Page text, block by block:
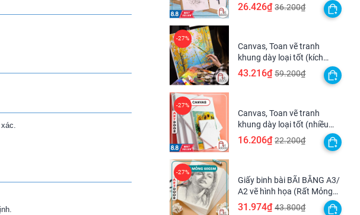
26.426₫ 36.200₫
Canvas, Toan vẽ tranh
khung dày loại tốt (kích
thước lớn) - [HỎA TỐC HCM]
43.216₫ 59.200₫
Canvas, Toan vẽ tranh
khung dày loại tốt (nhiều
kích thước)
16.206₫ 22.200₫
Giấy binh bài BÃI BẰNG A3/
A2 vẽ hình họa (Rất Mỏng
60gsm) vẽ nháp sau đó scan
31.974₫ 43.800₫